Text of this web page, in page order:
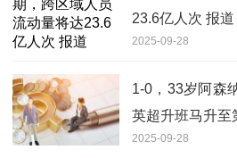
23.6亿人次 报道
2025-09-28
1-0，33岁阿森
英超升班马升至
2025-09-28